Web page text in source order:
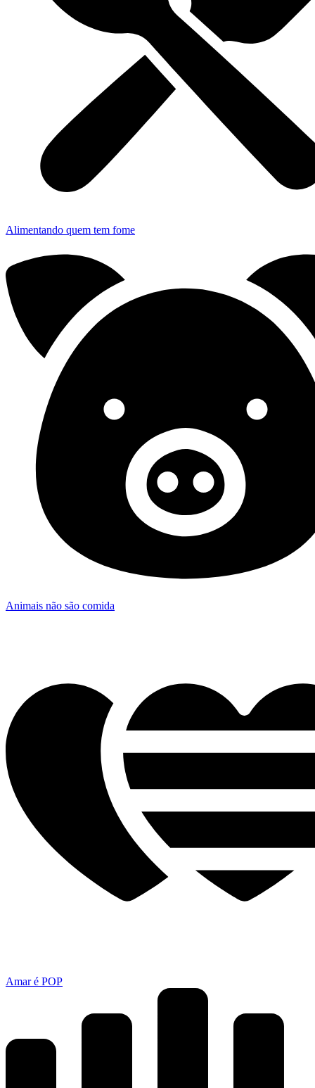
Alimentando quem tem fome
Animais não são comida
Amar é POP